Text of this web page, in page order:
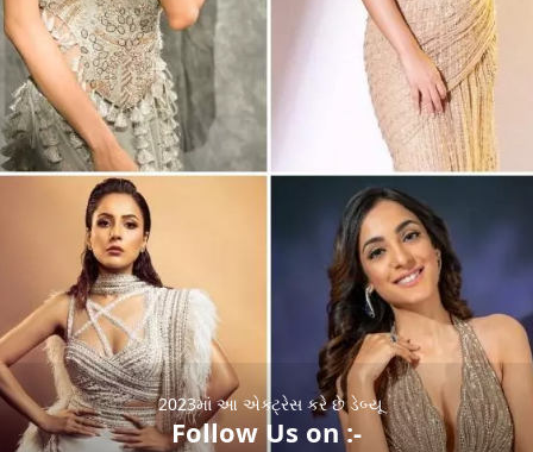
2023માં આ એક્ટ્રેસ કરે છે ડેબ્યૂ
Follow Us on :-